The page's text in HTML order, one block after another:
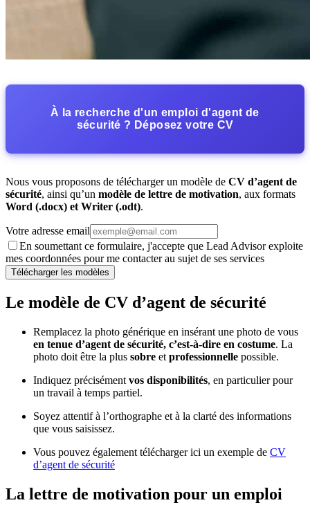
À la recherche d'un emploi d'agent de
sécurité ? Déposez votre CV
Nous vous proposons de télécharger un modèle de CV d’agent de
sécurité, ainsi qu’un modèle de lettre de motivation, aux formats
Word (.docx) et Writer (.odt).
Votre adresse email
En soumettant ce formulaire, j'accepte que Lead Advisor exploite
mes coordonnées pour me contacter au sujet de ses services
Télécharger les modèles
Le modèle de CV d’agent de sécurité
Remplacez la photo générique en insérant une photo de vous
en tenue d’agent de sécurité, c’est-à-dire en costume. La
photo doit être la plus sobre et professionnelle possible.
Indiquez précisément vos disponibilités, en particulier pour
un travail à temps partiel.
Soyez attentif à l’orthographe et à la clarté des informations
que vous saisissez.
Vous pouvez également télécharger ici un exemple de CV
d’agent de sécurité
La lettre de motivation pour un emploi